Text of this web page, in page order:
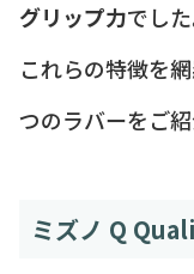
グリップ力でした
これらの特徴を
つのラバーをご紹
ミズノ Q